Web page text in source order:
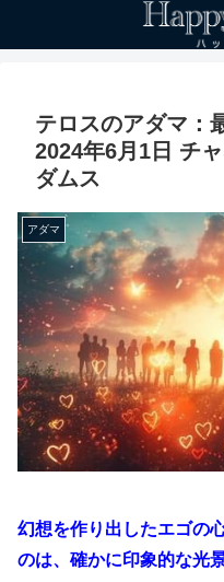
テロスのアダマ：
2024年6月1日 チ
ダムス
アダマ
幻想を作り出したエゴの
のは、確かに印象的な光景